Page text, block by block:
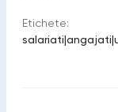
Etichete:
salariati|angajati|